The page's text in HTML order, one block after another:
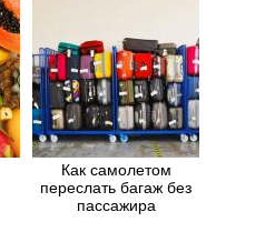
Как самолетом
переслать багаж без
пассажира